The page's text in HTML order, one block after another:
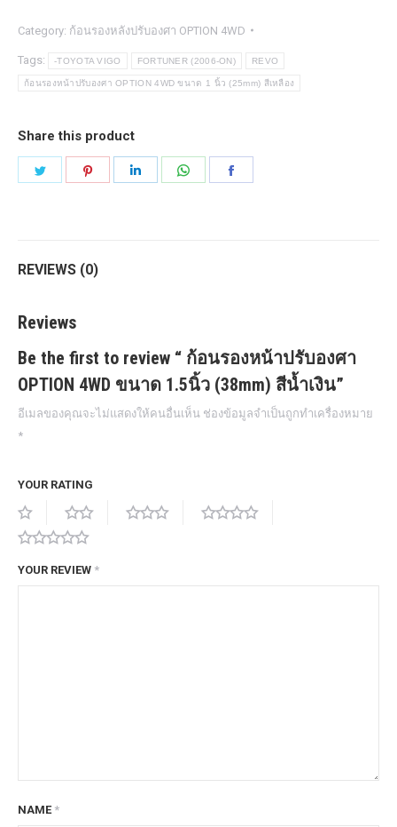
องศา
OPTION
4WD ขนาด
(38mm)
สีน้ำเงิน
quantity
Category: ก้อนรองหลังปรับองศา OPTION 4WD
Tags: -TOYOTA VIGO FORTUNER (2006-ON) REVO
ก้อนรองหน้าปรับองศา OPTION 4WD ขนาด 1 นิ้ว (25mm) สีเหลือง
Share this product
REVIEWS (0)
Reviews
Be the first to review “ ก้อนรองหน้าปรับองศา
OPTION 4WD ขนาด 1.5นิ้ว (38mm) สีน้ำเงิน”
อีเมลของคุณจะไม่แสดงให้คนอื่นเห็น ช่องข้อมูลจำเป็นถูกทำเครื่องหมาย
*
YOUR RATING
YOUR REVIEW *
NAME *